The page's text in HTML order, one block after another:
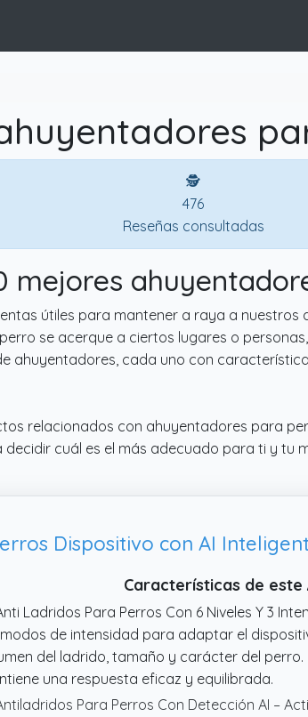
🕵
476
Reseñas consultadas
mejores
útiles para mantener a raya a nuestros
se acerque a ciertos lugares o
ahuyentadores, cada uno con
relacionados con ahuyentadores para
cuál es el más adecuado para ti y tu
Características de
Ladridos Para Perros Con 6 Niveles Y 3
de intensidad para adaptar el
del ladrido, tamaño y carácter del
una respuesta eficaz y equilibrada.
Para Perros Con Detección AI –